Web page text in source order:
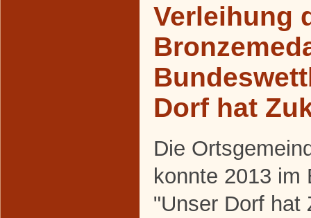
Verleihung
Dorf hat
Die
konnte 2013 im
"Unser Dorf hat